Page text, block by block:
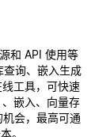
和 API 使用等
查询、嵌入生成
工具，可快速
嵌入、向量存
会，最高可通
。